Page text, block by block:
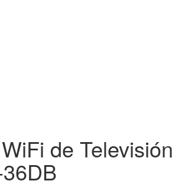
de Televisión